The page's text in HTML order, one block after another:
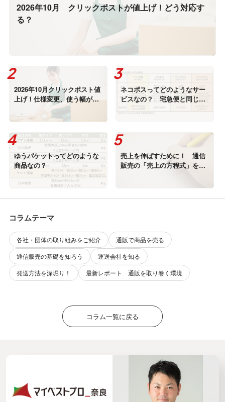
2026年10月 クリックポストが値上げ！どう対応す
る？
2026年10月クリックポスト値
上げ！仕様変更、使う幅が広
がること見逃すな！
ネコポスってどのようなサー
ビスなの？ 宅急便と同じス
ピードのメール便サービス
ゆうパケットってどのような
商品なの？
売上を伸ばすために！ 通信
販売の「売上の方程式」を理
コラムテーマ
各社・団体の取り組みをご紹介
通販で商品を売る
通信販売の基礎を知ろう
運送会社を知る
発送方法を深堀り！
最新レポート 通販を取り巻く環境
コラム一覧に戻る